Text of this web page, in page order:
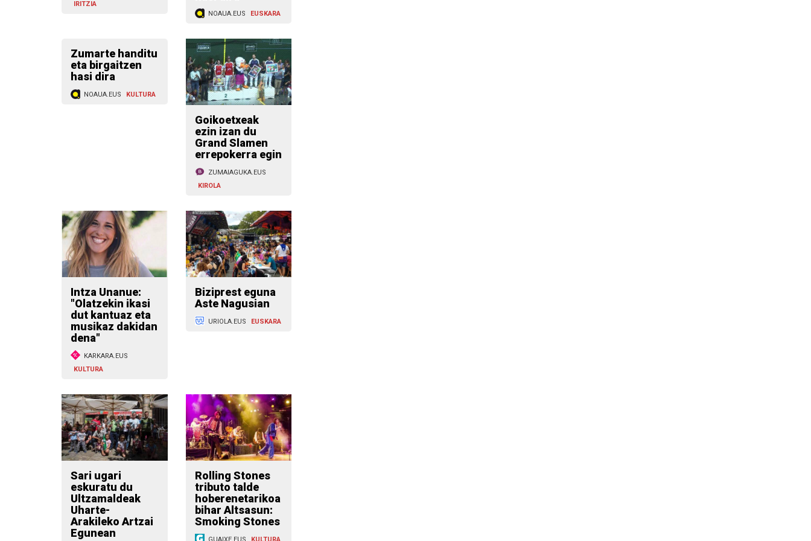
IRITZIA
NOAUA.EUS EUSKARA
Zumarte handitu
eta birgaitzen
hasi dira
NOAUA.EUS KULTURA
Goikoetxeak
ezin izan du
Grand Slamen
errepokerra egin
ZUMAIAGUKA.EUS
KIROLA
Intza Unanue:
"Olatzekin ikasi
dut kantuaz eta
musikaz dakidan
dena"
KARKARA.EUS
KULTURA
Biziprest eguna
Aste Nagusian
URIOLA.EUS EUSKARA
Sari ugari
eskuratu du
Ultzamaldeak
Uharte-
Arakileko Artzai
Egunean
Rolling Stones
tributo talde
hoberenetarikoa
bihar Altsasun:
Smoking Stones
GUAIXE.EUS KULTURA